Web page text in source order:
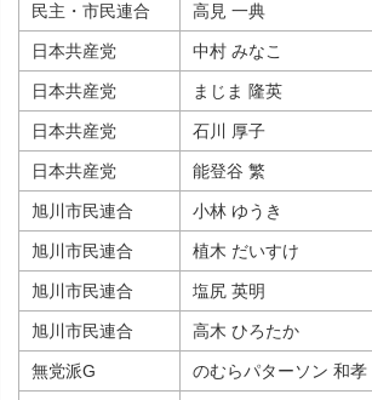
民主・市民連合 高見 一典
日本共産党 中村 みなこ
日本共産党 まじま 隆英
日本共産党 石川 厚子
日本共産党 能登谷 繁
旭川市民連合 小林 ゆうき
旭川市民連合 植木 だいすけ
旭川市民連合 塩尻 英明
旭川市民連合 高木 ひろたか
無党派G のむらパターソン 和孝